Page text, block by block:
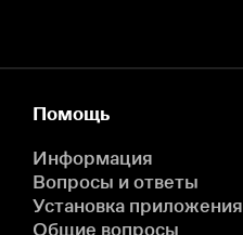
Помощь
Информация
Вопросы и ответы
Установка приложения
Общие вопросы